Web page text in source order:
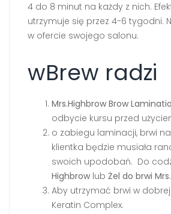
4 do 8 minut na każdy z nich.
utrzymuje się przez 4-6 tygodni.
w ofercie swojego salonu.
wBrew radzi
Mrs.Highbrow Brow
odbycie kursu przed
o zabiegu laminacji, brwi
klientka będzie musiała
swoich upodobań. Do
Highbrow lub Żel do brwi
Aby utrzymać brwi w
Keratin Complex.